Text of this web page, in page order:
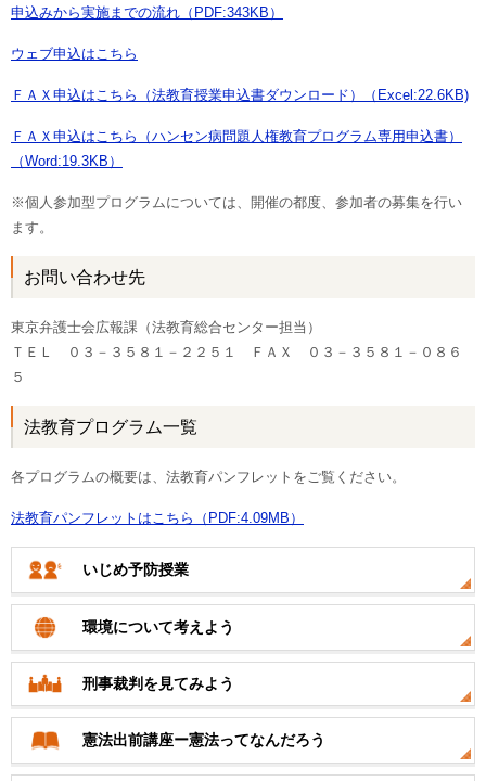
申込みから実施までの流れ（PDF:343KB）
ウェブ申込はこちら
ＦＡＸ申込はこちら（法教育授業申込書ダウンロード）（Excel:22.6KB)
ＦＡＸ申込はこちら（ハンセン病問題人権教育プログラム専用申込書）
（Word:19.3KB）
※個人参加型プログラムについては、開催の都度、参加者の募集を行い
ます。
お問い合わせ先
東京弁護士会広報課（法教育総合センター担当）
ＴＥＬ ０３－３５８１－２２５１ ＦＡＸ ０３－３５８１－０８６
５
法教育プログラム一覧
各プログラムの概要は、法教育パンフレットをご覧ください。
法教育パンフレットはこちら（PDF:4.09MB）
いじめ予防授業
環境について考えよう
刑事裁判を見てみよう
憲法出前講座ー憲法ってなんだろう